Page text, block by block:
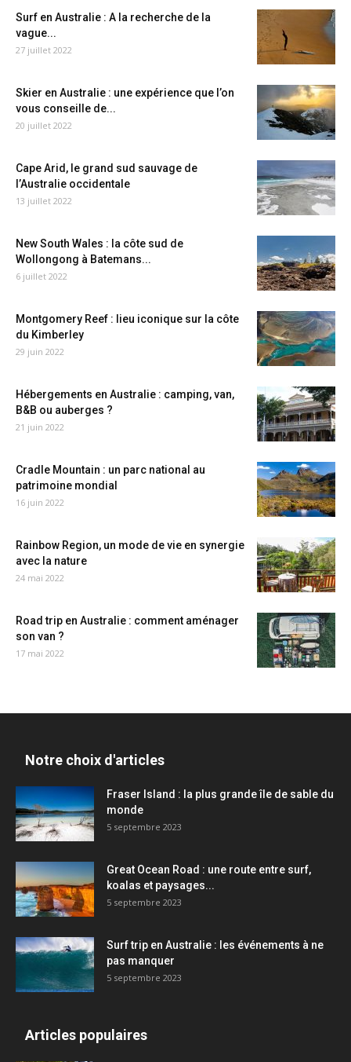
Surf en Australie : A la recherche de la
vague...
27 juillet 2022
Skier en Australie : une expérience que l’on
vous conseille de...
20 juillet 2022
Cape Arid, le grand sud sauvage de
l’Australie occidentale
13 juillet 2022
New South Wales : la côte sud de
Wollongong à Batemans...
6 juillet 2022
Montgomery Reef : lieu iconique sur la côte
du Kimberley
29 juin 2022
Hébergements en Australie : camping, van,
B&B ou auberges ?
21 juin 2022
Cradle Mountain : un parc national au
patrimoine mondial
16 juin 2022
Rainbow Region, un mode de vie en synergie
avec la nature
24 mai 2022
Road trip en Australie : comment aménager
son van ?
17 mai 2022
Notre choix d'articles
Fraser Island : la plus grande île de sable du
monde
5 septembre 2023
Great Ocean Road : une route entre surf,
koalas et paysages...
5 septembre 2023
Surf trip en Australie : les événements à ne
pas manquer
5 septembre 2023
Articles populaires